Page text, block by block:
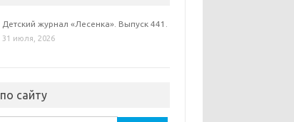
Детский журнал «Лесенка». Выпуск 441.
31 июля, 2026
сайту